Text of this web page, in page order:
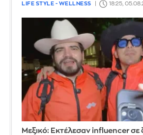
LIFE STYLE - WELLNESS 18:25,
Μεξικό: Εκτέλεσαν influencer σε